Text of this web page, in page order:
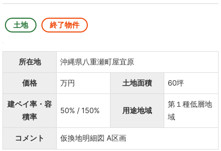
土地 終了物件
所在地 沖縄県八重瀬町屋宜原
価格 万円 土地面積 60坪
建ペイ率・容
積率
50% / 150% 用途地域
第１種低層地
域
コメント 仮換地明細図 A区画